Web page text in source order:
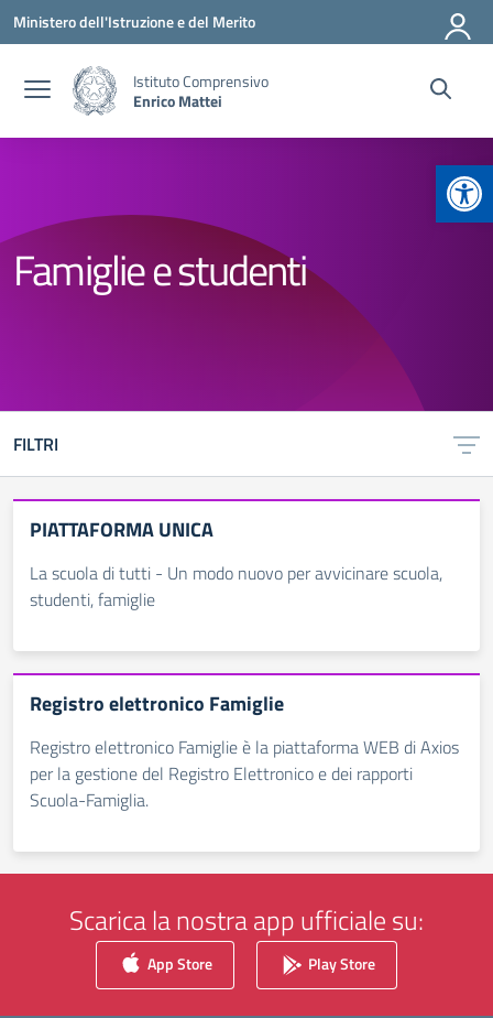
Vai ai contenuti
Vai al menu di navigazione
Vai al footer
Ministero dell'Istruzione e del Merito
Istituto Comprensivo
Enrico Mattei
Famiglie e studenti
FILTRI
PIATTAFORMA UNICA
La scuola di tutti - Un modo nuovo per avvicinare scuola,
studenti, famiglie
Registro elettronico Famiglie
Registro elettronico Famiglie è la piattaforma WEB di Axios
per la gestione del Registro Elettronico e dei rapporti
Scuola-Famiglia.
Scarica la nostra app ufficiale su:
App Store Play Store